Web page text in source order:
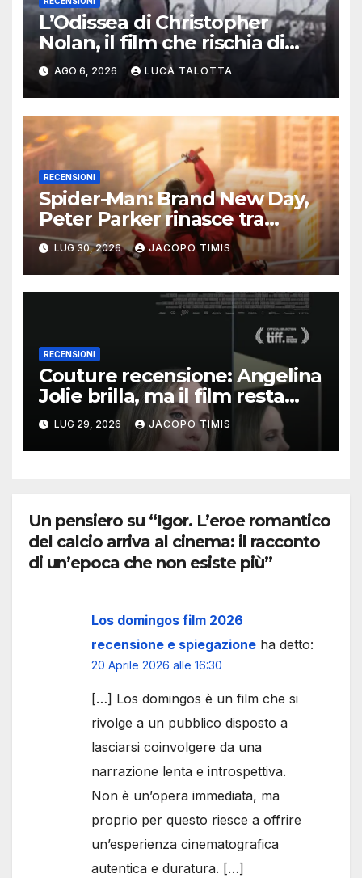
L’Odissea di Christopher
Nolan, il film che rischia di
essere soffocato dalle sue
interpretazioni
AGO 6, 2026 LUCA TALOTTA
RECENSIONI
Spider-Man: Brand New Day,
Peter Parker rinasce tra
ombre e solitudine
LUG 30, 2026 JACOPO TIMIS
RECENSIONI
Couture recensione: Angelina
Jolie brilla, ma il film resta
intrappolato nella sua
bellezza
LUG 29, 2026 JACOPO TIMIS
Un pensiero su “Igor. L’eroe romantico
del calcio arriva al cinema: il racconto
di un’epoca che non esiste più”
Los domingos film 2026
recensione e spiegazione ha detto:
20 Aprile 2026 alle 16:30
[…] Los domingos è un film che si
rivolge a un pubblico disposto a
lasciarsi coinvolgere da una
narrazione lenta e introspettiva.
Non è un’opera immediata, ma
proprio per questo riesce a offrire
un’esperienza cinematografica
autentica e duratura. […]